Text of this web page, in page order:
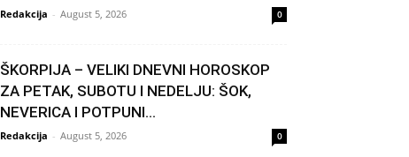
Redakcija - August 5, 2026 0
ŠKORPIJA – VELIKI DNEVNI HOROSKOP
ZA PETAK, SUBOTU I NEDELJU: ŠOK,
NEVERICA I POTPUNI...
Redakcija - August 5, 2026 0